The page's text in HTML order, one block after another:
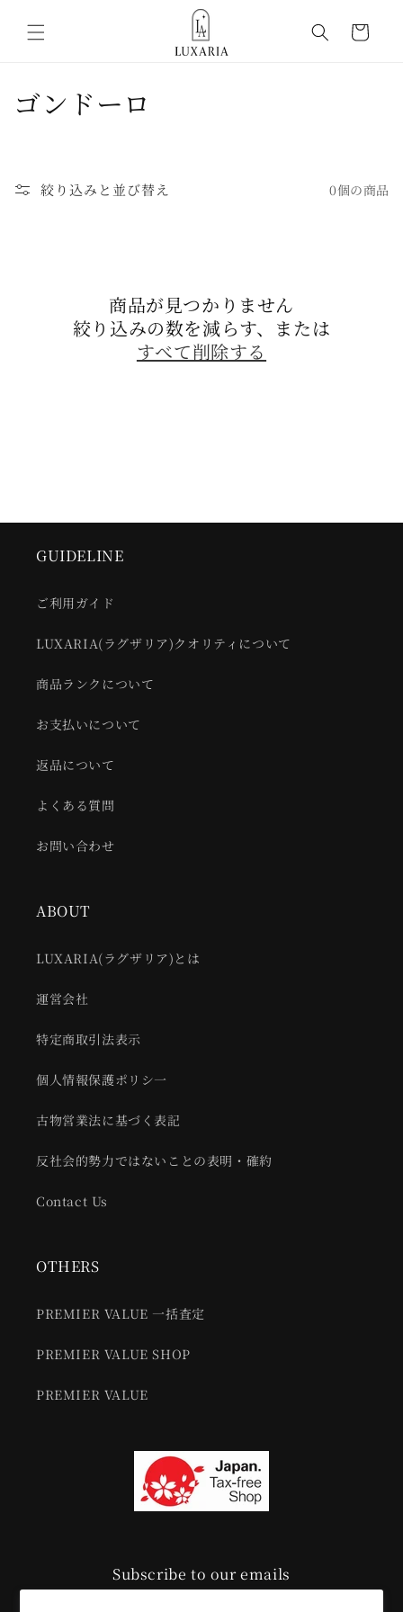
ンツに
進む
ー
コ
シ
ゴンドーロ
絞り込みと並び替え 0個の商品
商品が見つかりません
絞り込みの数を減らす、または
すべて削除する
GUIDELINE
ご利用ガイド
LUXARIA(ラグザリア)クオリティについて
商品ランクについて
お支払いについて
返品について
よくある質問
お問い合わせ
ABOUT
LUXARIA(ラグザリア)とは
運営会社
特定商取引法表示
個人情報保護ポリシ一
古物営業法に基づく表記
反社会的勢力ではないことの表明・確約
Contact Us
OTHERS
PREMIER VALUE 一括査定
PREMIER VALUE SHOP
PREMIER VALUE
Subscribe to our emails